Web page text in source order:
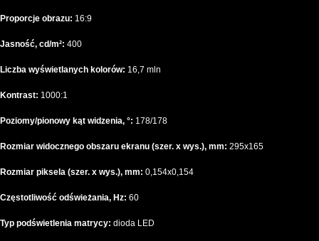
Proporcje obrazu: 16:9
Jasność, cd/m²: 400
Liczba wyświetlanych kolorów: 16,7 mln
Kontrast: 1000:1
Poziomy/pionowy kąt widzenia, °: 178/178
Rozmiar widocznego obszaru ekranu (szer. x wys.), mm: 295x165
Rozmiar piksela (szer. x wys.), mm: 0,154x0,154
Częstotliwość odświeżania, Hz: 60
Typ podświetlenia matrycy: dioda LED